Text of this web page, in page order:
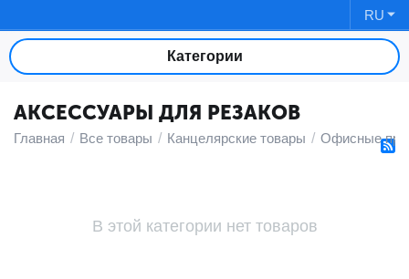
RU
Категории
АКСЕССУАРЫ ДЛЯ РЕЗАКОВ
Главная / Все товары / Канцелярские товары / Офисные
В этой категории нет товаров